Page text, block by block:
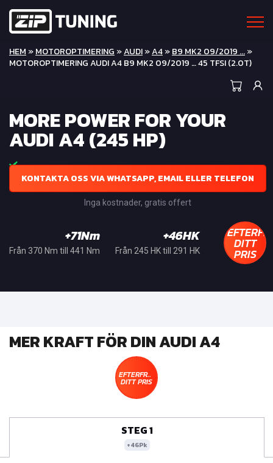
HEM »MOTOROPTIMERING »AUDI»A4»B9 MK2 09/2019 ...»
MOTOROPTIMERING AUDI A4 B9 MK2 09/2019 … 45 TFSI (2.0T)
MORE POWER FOR YOUR
AUDI A4 (245 HP)
KONTAKTA OSS VIA WHATSAPP, EMAIL ELLER TELEFON
Inga kostnader, gratis offert
+71Nm
Från 370 Nm till 441 Nm
+46HK
Från 245 HK till 291 HK DITT
PRIS
MER KRAFT FÖR DIN AUDI A4
EFTERFRÅGA
DITT PRIS
STEG 1
+46Pk